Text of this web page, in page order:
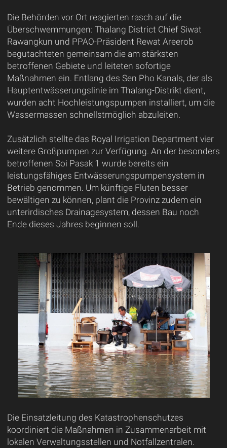
Die Behörden vor Ort reagierten rasch auf die
Überschwemmungen: Thalang District Chief Siwat
Rawangkun und PPAO-Präsident Rewat Areerob
begutachteten gemeinsam die am stärksten
betroffenen Gebiete und leiteten sofortige
Maßnahmen ein. Entlang des Sen Pho Kanals, der als
Hauptentwässerungslinie im Thalang-Distrikt dient,
wurden acht Hochleistungspumpen installiert, um die
Wassermassen schnellstmöglich abzuleiten.
Zusätzlich stellte das Royal Irrigation Department vier
weitere Großpumpen zur Verfügung. An der besonders
betroffenen Soi Pasak 1 wurde bereits ein
leistungsfähiges Entwässerungspumpensystem in
Betrieb genommen. Um künftige Fluten besser
bewältigen zu können, plant die Provinz zudem ein
unterirdisches Drainagesystem, dessen Bau noch
Ende dieses Jahres beginnen soll.
Die Einsatzleitung des Katastrophenschutzes
koordiniert die Maßnahmen in Zusammenarbeit mit
lokalen Verwaltungsstellen und Notfallzentralen.